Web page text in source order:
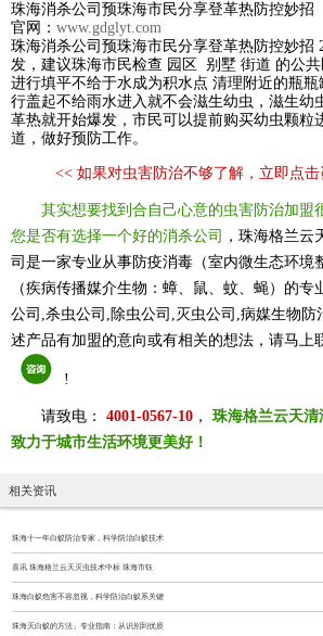
珠海消杀公司预珠海市民分享登革热防控妙招
官网： www.gdglyt.com
珠海消杀公司预珠海市民分享登革热防控妙招
发，建议珠海市民检查 园区 别墅 街道 的公
进行填平不给于水成为积水点 清理附近的瓶
行盖起不给雨水进入就不会滋生幼虫，滋生幼
革热就开始爆发，市民可以提前购买幼虫颗粒
道，做好预防工作。
<< 如果对虫害防治不够了解，立即点击
其实想要找到合自己心意的虫害防治加盟
您是否有选择一个好的消杀公司
，珠海格兰云
司是一家专业从事防疫消毒（室内微生态环境
（疾病传播媒介生物：蟑、鼠、蚊、蝇）的专
公司,杀虫公司,除虫公司,灭虫公司,病媒生物防
述产品有加盟的意向或有相关的想法，请马上
!
请致电： 4001-0567-10 ， 珠海格兰云天清
致力于城市生活环境更美好！
相关资讯
珠海十一年白蚁防治专家，科学防治白蚁技术
喜讯 珠海格兰云天灭虫技术中标 珠海市钰
珠海白蚁危害不容忽视，科学防治白蚁系关键
珠海灭白蚁的方法」专业指南：从识别到优质